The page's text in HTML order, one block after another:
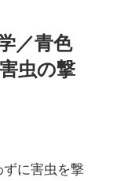
／青色
虫の撃
に害虫を撃